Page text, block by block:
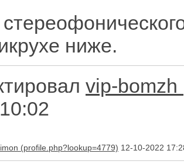
ниже.
vip-bomzh
12-10-2022